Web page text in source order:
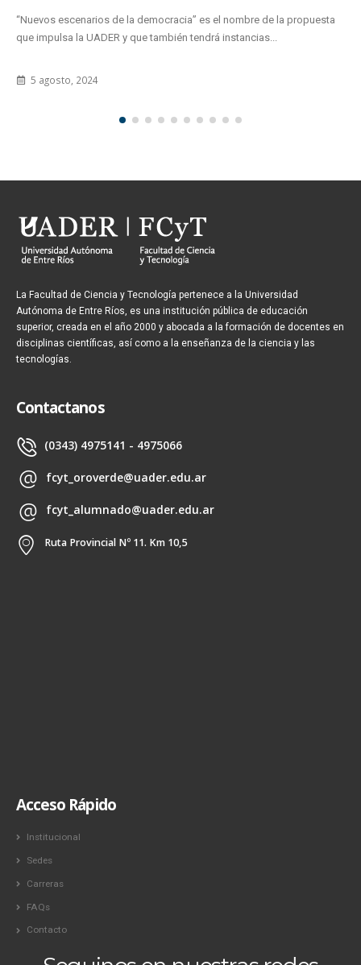
La Facultad de Ciencia y Tecnología pertenece a la Universidad
Autónoma de Entre Ríos, es una institución pública de educación
superior, creada en el año 2000 y abocada a la formación de docentes en
disciplinas científicas, así como a la enseñanza de la ciencia y las
tecnologías.
Contactanos
(0343) 4975141 - 4975066
fcyt_oroverde@uader.edu.ar
fcyt_alumnado@uader.edu.ar
Ruta Provincial Nº 11. Km 10,5
Acceso Rápido
Institucional
Sedes
Carreras
FAQs
Contacto